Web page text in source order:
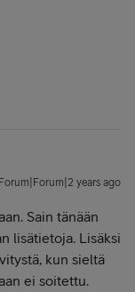
Forum|Forum|2 years ago
Sain tänään
lisätietoja. Lisäksi
kun sieltä
ei soitettu.